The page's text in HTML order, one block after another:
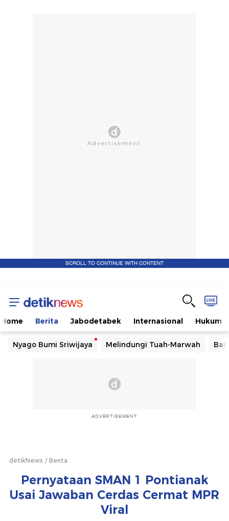
SCROLL TO CONTINUE WITH CONTENT
Home Berita Jabodetabek Internasional Hukum
Nyago Bumi Sriwijaya Melindungi Tuah-Marwah
ADVERTISEMENT
detikNews Berita
Pernyataan SMAN 1 Pontianak
Usai Jawaban Cerdas Cermat MPR
Viral